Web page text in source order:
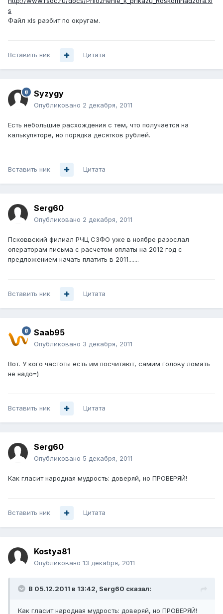
s
Файл xls разбит по округам.
Вставить ник Цитата
Syzygy
Опубликовано 2 декабря, 2011
Есть небольшие расхождения с тем, что получается на
калькуляторе, но порядка десятков рублей.
Вставить ник Цитата
Serg60
Опубликовано 2 декабря, 2011
Псковвский филиал РЧЦ СЗФО уже в ноябре разослал
операторам письма с расчетом оплаты на 2012 год с
предложением начать платить в 2011.......
Вставить ник Цитата
Saab95
Опубликовано 3 декабря, 2011
Вот. У кого частоты есть им посчитают, самим голову ломать
не надо=)
Вставить ник Цитата
Serg60
Опубликовано 5 декабря, 2011
Как гласит народная мудрость: доверяй, но ПРОВЕРЯЙ!
Вставить ник Цитата
Kostya81
Опубликовано 13 декабря, 2011
В 05.12.2011 в 13:42, Serg60 сказал:
Как гласит народная мудрость: доверяй, но ПРОВЕРЯЙ!